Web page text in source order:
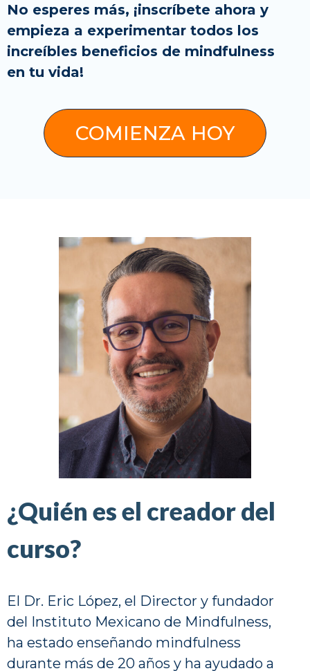
No esperes más, ¡inscríbete ahora y
empieza a experimentar todos los
increíbles beneficios de mindfulness
en tu vida!
COMIENZA HOY
¿Quién es el creador del
curso?
El Dr. Eric López, el Director y fundador
del Instituto Mexicano de Mindfulness,
ha estado enseñando mindfulness
durante más de 20 años y ha ayudado a